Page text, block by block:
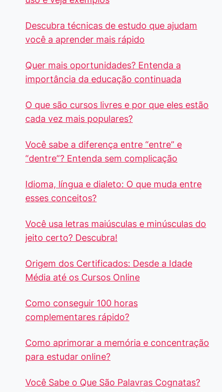
Descubra técnicas de estudo que ajudam
você a aprender mais rápido
Quer mais oportunidades? Entenda a
importância da educação continuada
O que são cursos livres e por que eles estão
cada vez mais populares?
Você sabe a diferença entre “entre” e
“dentre”? Entenda sem complicação
Idioma, língua e dialeto: O que muda entre
esses conceitos?
Você usa letras maiúsculas e minúsculas do
jeito certo? Descubra!
Origem dos Certificados: Desde a Idade
Média até os Cursos Online
Como conseguir 100 horas
complementares rápido?
Como aprimorar a memória e concentração
para estudar online?
Você Sabe o Que São Palavras Cognatas?